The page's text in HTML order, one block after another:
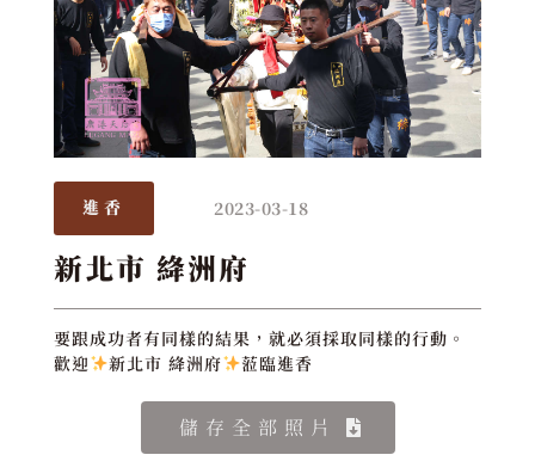
進香 2023-03-18
新北市 絳洲府
要跟成功者有同樣的結果，就必須採取同樣的行動。
歡迎
新北市 絳洲府 蒞臨進香
儲存全部照片